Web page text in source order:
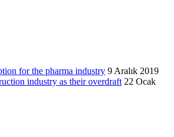
for the pharma industry 9 Aralık 2019
industry as their overdraft 22 Ocak